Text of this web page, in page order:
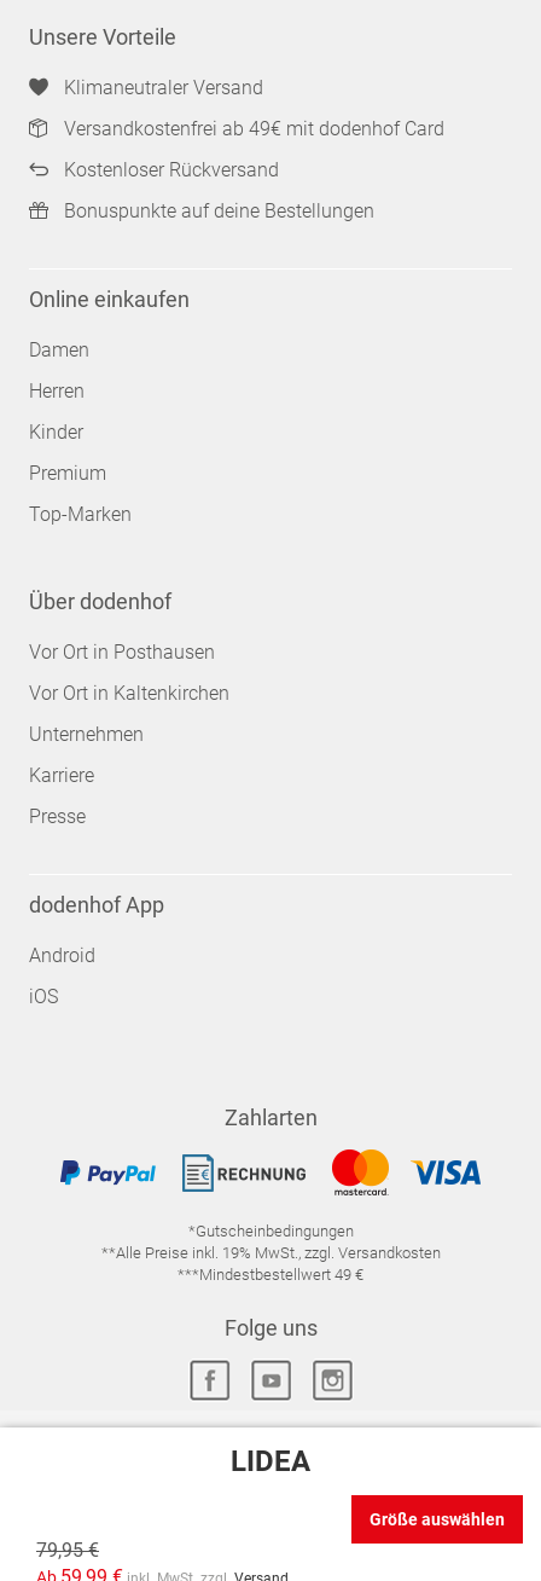
LIDEA
79,95 €
Größe auswählen
Unsere Vorteile
Klimaneutraler Versand
Versandkostenfrei ab 49€ mit dodenhof Card
Kostenloser Rückversand
Bonuspunkte auf deine Bestellungen
Online einkaufen
Damen
Herren
Kinder
Premium
Top-Marken
Über dodenhof
Vor Ort in Posthausen
Vor Ort in Kaltenkirchen
Unternehmen
Karriere
Presse
dodenhof App
Android
iOS
Zahlarten
*Gutscheinbedingungen
**Alle Preise inkl. 19% MwSt., zzgl. Versandkosten
***Mindestbestellwert 49 €
Folge uns
DATENSCHUTZ-EINSTELLUNGEN
WIDERRUFSRECHT
VERTRAG WIDERRUFEN
AGB